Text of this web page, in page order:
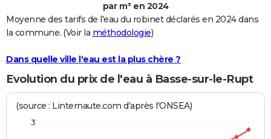
Bricolage
Lifestyle
Culture
Sport
Auto
Television
Voyage
Cinema
par m³ en 2024
Moyenne des tarifs de l'eau du robinet déclarés en 2024 dans
la commune. (Voir la méthodologie)
Dans quelle ville l'eau est la plus chère ?
Evolution du prix de l'eau à Basse-sur-le-Rupt
(source : Linternaute.com d'après l'ONSEA)
3